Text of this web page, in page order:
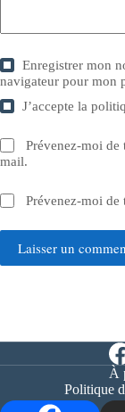
Enregistrer mon
navigateur pour mon
J’accepte la
Prévenez-moi de
mail.
Prévenez-moi de
Laisser un
À
Politique